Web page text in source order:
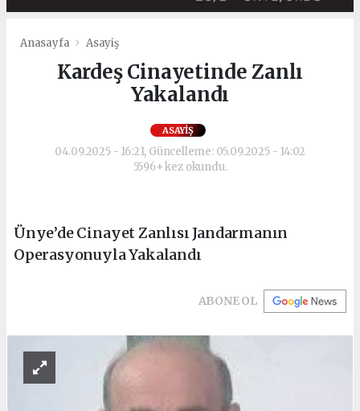
Anasayfa Asayiş
Kardeş Cinayetinde Zanlı
Yakalandı
ASAYIŞ
04.09.2025 - 16:21, Güncelleme: 05.09.2025 - 14:02
5596+ kez okundu.
Ünye’de Cinayet Zanlısı Jandarmanın
Operasyonuyla Yakalandı
ABONE OL